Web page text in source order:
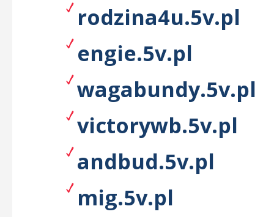
rodzina4u.5v.pl
engie.5v.pl
wagabundy.5v.pl
victorywb.5v.pl
andbud.5v.pl
mig.5v.pl